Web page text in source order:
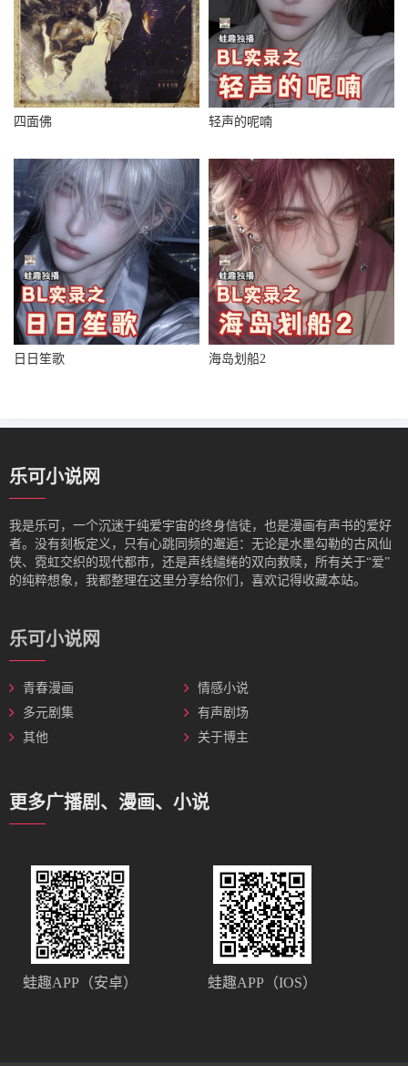
四面佛 轻声的呢喃
日日笙歌 海岛划船2
乐可小说网
我是‌乐可，一个沉迷于纯爱宇宙的终身信徒，也是漫画有声书的爱好
者。没有刻板定义，只有心跳同频的邂逅：无论是水墨勾勒的古风仙
侠、霓虹交织的现代都市，还是声线缱绻的双向救赎，所有关于“爱”
的纯粹想象，我都整理在这里分享给你们，喜欢记得收藏本站。
乐可小说网
青春漫画
情感小说
多元剧集
有声剧场
其他
关于博主
更多广播剧、漫画、小说
蛙趣APP（安卓） 蛙趣APP（IOS）